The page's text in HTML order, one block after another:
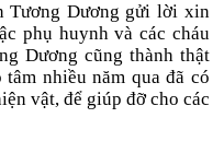
Tương Dương gửi lời xin
phụ huynh và các cháu
Dương cũng thành thật
nhiều năm qua đã có
vật, để giúp đỡ cho các